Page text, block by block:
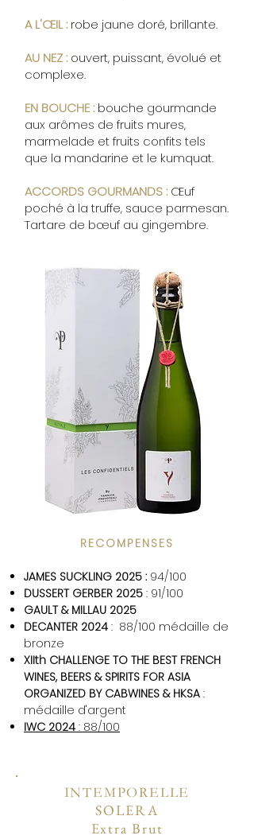
A L'ŒIL :robe jaune doré, brillante.
AU NEZ : ouvert, puissant, évolué et
complexe.
EN BOUCHE : bouche gourmande
aux arômes de fruits mures,
marmelade et fruits confits tels
que la mandarine et le kumquat.
ACCORDS GOURMANDS :Œuf
poché à la truffe, sauce parmesan.
Tartare de bœuf au gingembre.
RECOMPENSES
JAMES SUCKLING 2025 : 94/100
DUSSERT GERBER 2025 : 91/100
GAULT & MILLAU 2025
DECANTER 2024 : 88/100 médaille de
bronze
XIIth CHALLENGE TO THE BEST FRENCH
WINES, BEERS & SPIRITS FOR ASIA
ORGANIZED BY CABWINES & HKSA :
médaille d'argent
IWC 2024 : 88/100
INTEMPORELLE
SOLERA
Extra Brut